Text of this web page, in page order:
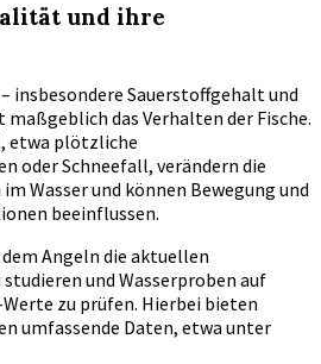
und ihre
insbesondere Sauerstoffgehalt und
das Verhalten der Fische.
etwa plötzliche
oder Schneefall, verändern die
Wasser und können Bewegung und
beeinflussen.
Angeln die aktuellen
und Wasserproben auf
zu prüfen. Hierbei bieten
umfassende Daten, etwa unter